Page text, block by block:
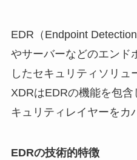
EDR（Endpoint
やサーバーなどのエンド
したセキュリティソリュ
XDRはEDRの機能を包
キュリティレイヤーをカ
EDRの技術的特徴